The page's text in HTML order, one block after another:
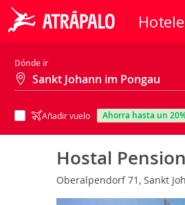
Dónde ir
Añadir vuelo ahorra hasta un
Hostal
Oberalpendorf 71, Sankt